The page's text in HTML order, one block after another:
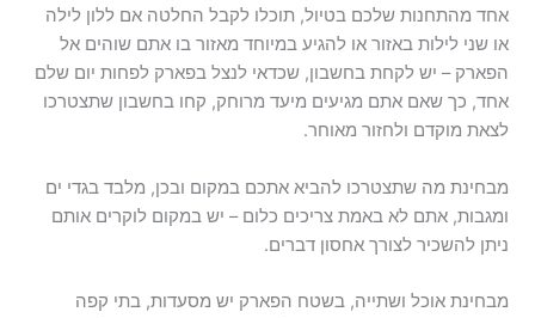
אחד מהתחנות שלכם בטיול, תוכלו לקבל החלטה אם ללון לילה
או שני לילות באזור או להגיע במיוחד מאזור בו אתם שוהים אל
הפארק – יש לקחת בחשבון, שכדאי לנצל בפארק לפחות יום שלם
אחד, כך שאם אתם מגיעים מיעד מרוחק, קחו בחשבון שתצטרכו
לצאת מוקדם ולחזור מאוחר.
מבחינת מה שתצטרכו להביא אתכם במקום ובכן, מלבד בגדי ים
ומגבות, אתם לא באמת צריכים כלום – יש במקום לוקרים אותם
ניתן להשכיר לצורך אחסון דברים.
מבחינת אוכל ושתייה, בשטח הפארק יש מסעדות, בתי קפה